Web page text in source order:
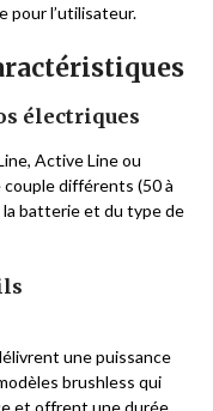
pour l’utilisateur.
électriques
Active Line ou
différents (50 à
la batterie et du type de
une puissance
brushless qui